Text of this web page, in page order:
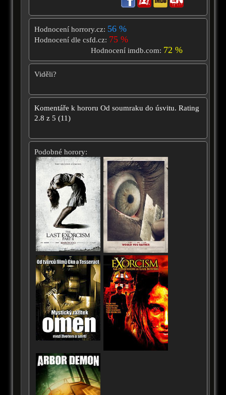
Hodnocení horrory.cz: 56 %
Hodnocení dle csfd.cz: 75 %
Hodnocení imdb.com: 72 %
Viděli?
Komentáře k hororu Od soumraku do úsvitu. Rating
2.8 z 5 (11)
Podobné horory: